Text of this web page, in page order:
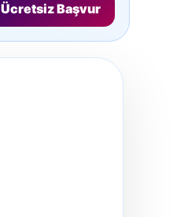
Ücretsiz Başvur